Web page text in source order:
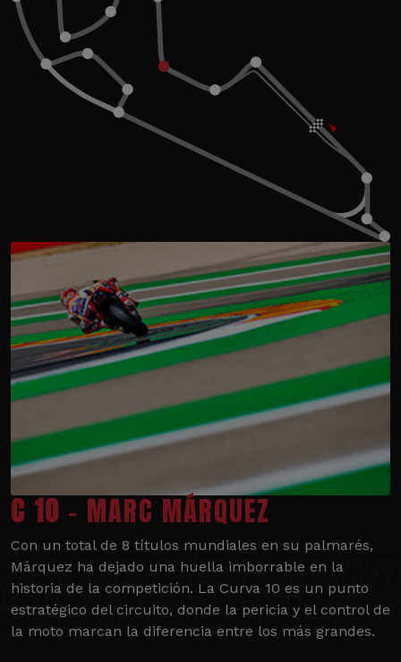
C 10 - MARC MÁRQUEZ
Con un total de 8 títulos mundiales en su palmarés,
Márquez ha dejado una huella imborrable en la
historia de la competición. La Curva 10 es un punto
estratégico del circuito, donde la pericia y el control de
la moto marcan la diferencia entre los más grandes.